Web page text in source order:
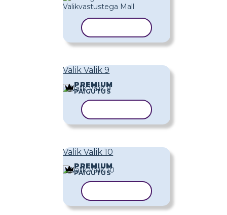
Valik Valik 9
PREMIUM
PAIGUTUS
Valik Valik 10
PREMIUM
PAIGUTUS